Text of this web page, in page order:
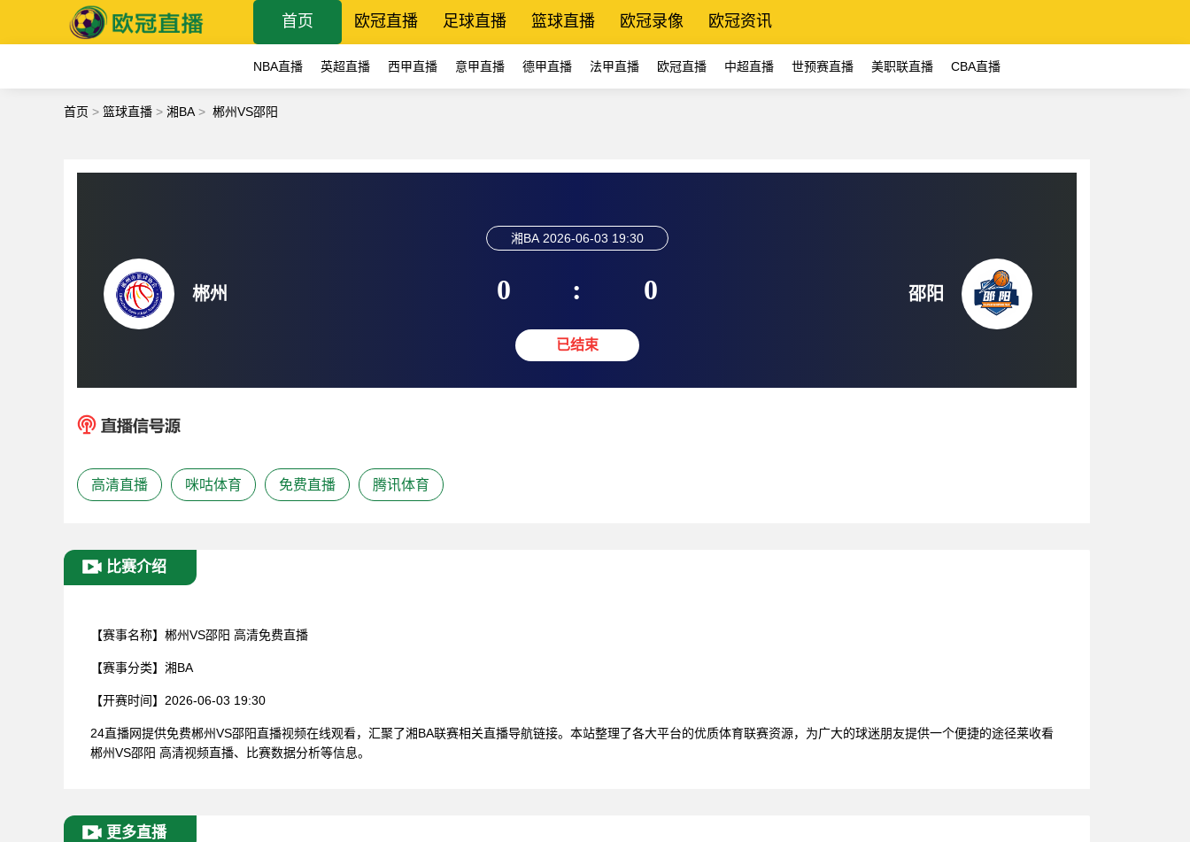
首页 欧冠直播 足球直播 篮球直播 欧冠录像 欧冠资讯
NBA直播 英超直播 西甲直播 意甲直播 德甲直播 法甲直播 欧冠直播 中超直播 世预赛直播 美职联直播 CBA直播
首页 > 篮球直播 > 湘BA > 郴州VS邵阳
郴州
湘BA 2026-06-03 19:30
0 : 0
已结束
邵阳
高清直播 咪咕体育 免费直播 腾讯体育
比赛介绍
【赛事名称】 郴州VS邵阳 高清免费直播
【赛事分类】 湘BA
【开赛时间】 2026-06-03 19:30
24直播网提供免费郴州VS邵阳直播视频在线观看，汇聚了湘BA联赛相关直播导航链接。本站整理了各大平台的优质体育联赛资源，为广大的球迷朋友提供一个便捷的途径莱收看
郴州VS邵阳 高清视频直播、比赛数据分析等信息。
更多直播